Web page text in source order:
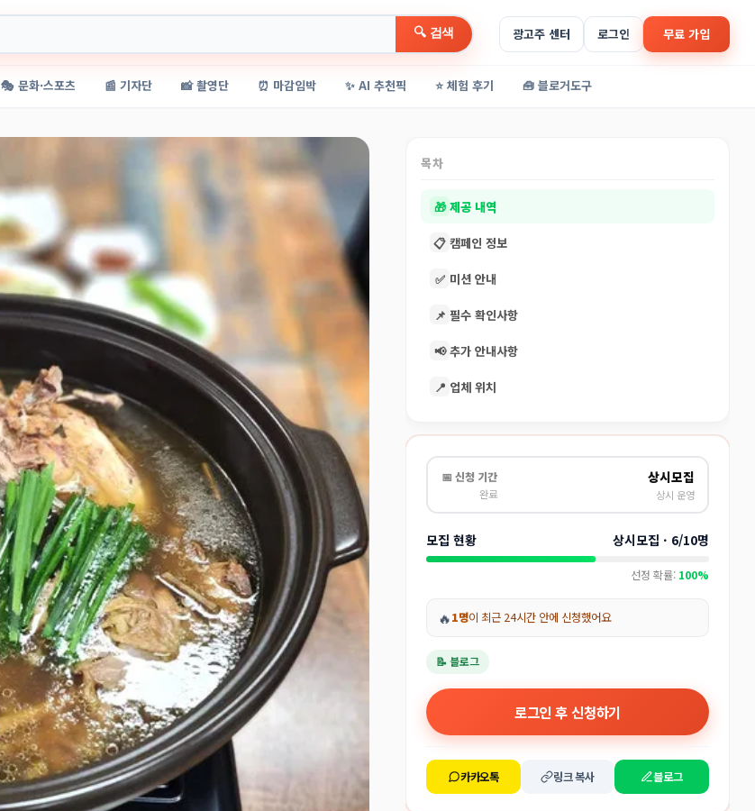
🔍 검색 광고주 센터 로그인 무료 가입
🎭 문화·스포츠 📰 기자단 📸 촬영단 ⏰ 마감임박 ✨ AI 추천픽 ⭐ 체험 후기 🧰 블로거도구
목차
🎁 제공 내역
📋 캠페인 정보
✅ 미션 안내
📌 필수 확인사항
📢 추가 안내사항
📍 업체 위치
📅 신청 기간
완료
상시모집
상시 운영
모집 현황 상시모집 · 6/10명
선정 확률: 100%
🔥1명이 최근 24시간 안에 신청했어요
📝 블로그
로그인 후 신청하기
카카오톡 링크 복사 블로그